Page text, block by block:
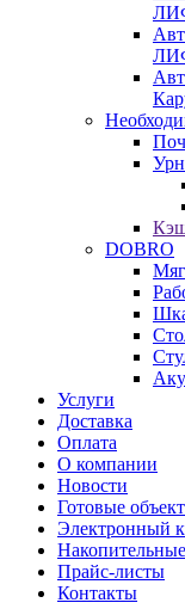
DOBRO
Услуги
Доставка
Оплата
О компании
Новости
Готовые
Электронный
Прайс-листы
Контакты